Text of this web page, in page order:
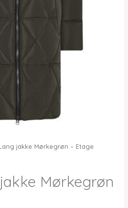
jakke Mørkegrøn – Etage
Mørkegrøn